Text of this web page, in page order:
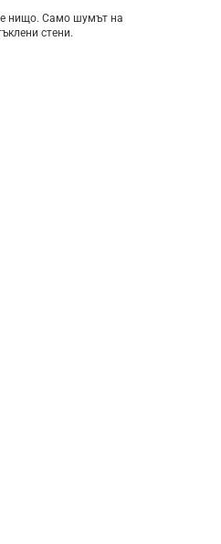
нищо. Само шумът на
стени.